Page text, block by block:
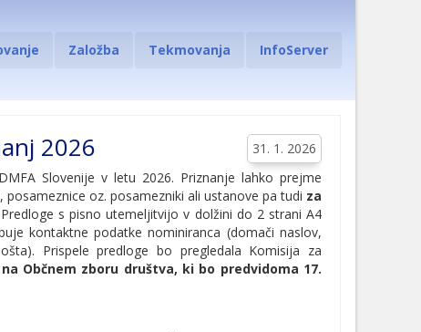
Založba Tekmovanja InfoServer
31. 1. 2026
2026
Slovenije v letu 2026. Priznanje lahko prejme
, posameznice oz. posamezniki ali ustanove pa tudi za
s pisno utemeljitvijo v dolžini do 2 strani A4
kontaktne podatke nominiranca (domači naslov,
Prispele predloge bo pregledala Komisija za
Občnem zboru društva, ki bo predvidoma 17.